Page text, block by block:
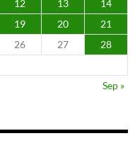
12 13
14
19 20
21
26 27
28
Sep »